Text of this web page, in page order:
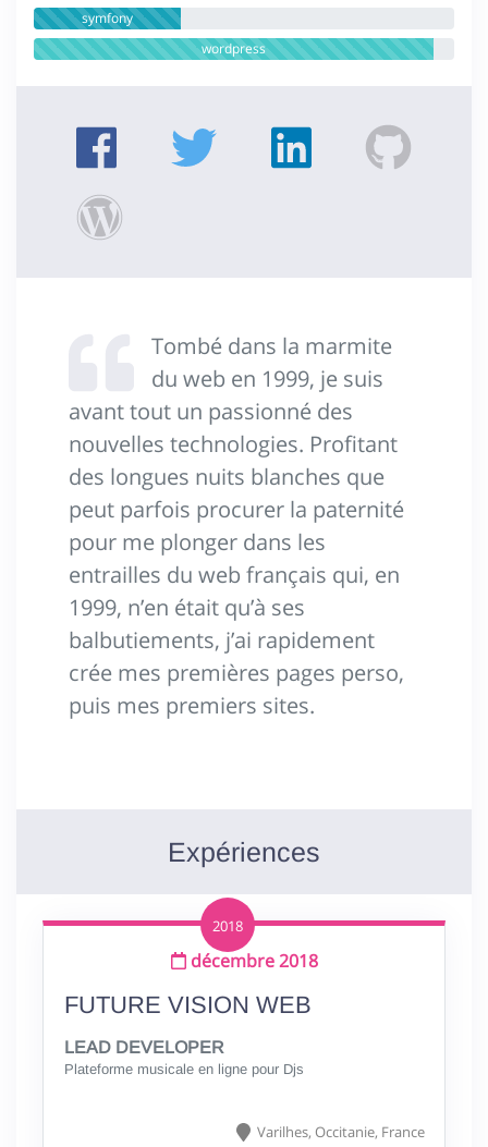
symfony
wordpress
Tombé dans la marmite
du web en 1999, je suis
avant tout un passionné des
nouvelles technologies. Profitant
des longues nuits blanches que
peut parfois procurer la paternité
pour me plonger dans les
entrailles du web français qui, en
1999, n’en était qu’à ses
balbutiements, j’ai rapidement
crée mes premières pages perso,
puis mes premiers sites.
Expériences
2018
décembre 2018
FUTURE VISION WEB
LEAD DEVELOPER
Plateforme musicale en ligne pour Djs
Varilhes, Occitanie, France